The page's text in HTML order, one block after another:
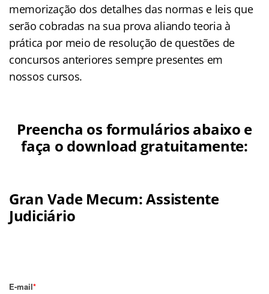
memorização dos detalhes das normas e leis que
serão cobradas na sua prova aliando teoria à
prática por meio de resolução de questões de
concursos anteriores sempre presentes em
nossos cursos.
Preencha os formulários abaixo e
faça o download gratuitamente:
Gran Vade Mecum: Assistente
Judiciário